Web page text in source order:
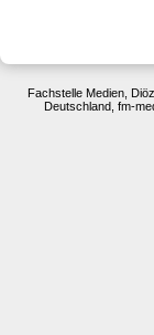
Fachstelle Medien,
Deutschland, fm-